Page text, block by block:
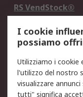
RS VendStock®
Legale
Informativa
Email Security
I cookie
possiamo
Utilizziamo i cookie
l'utilizzo del nostro
visualizzare
tutti" significa